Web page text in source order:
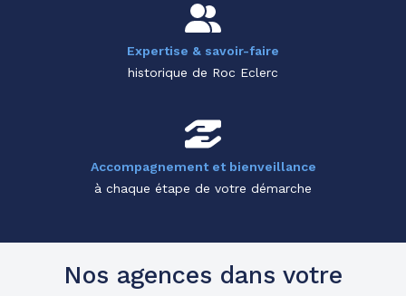
Expertise & savoir-faire
historique de Roc Eclerc
Accompagnement et bienveillance
à chaque étape de votre démarche
Nos agences dans votre